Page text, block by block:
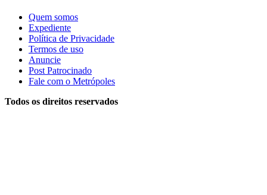
Quem somos
Expediente
Política de Privacidade
Termos de uso
Anuncie
Post Patrocinado
Fale com o Metrópoles
Todos os direitos reservados